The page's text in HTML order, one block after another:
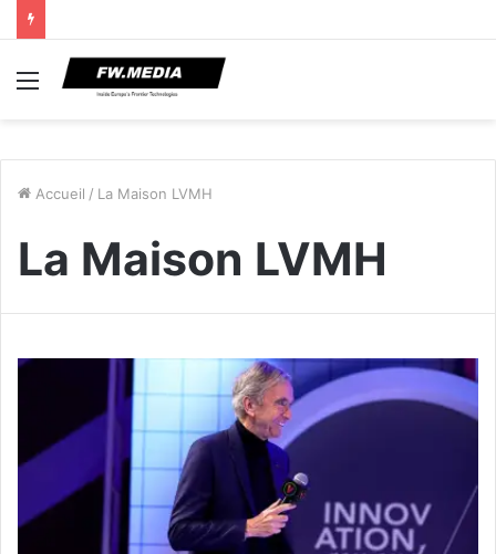
Menu
Accueil / La Maison LVMH
La Maison LVMH